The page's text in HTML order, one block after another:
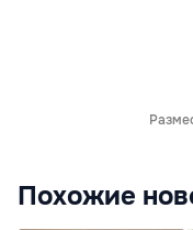
Похожие